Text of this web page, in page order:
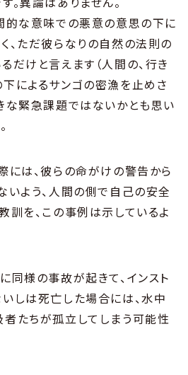
的な意味での悪意の意思の下に
、ただ彼らなりの自然の法則の
だけと言えます（人間の、行き
によるサンゴの密漁を止めさ
な緊急課題ではないかとも思い
には、彼らの命がけの警告から
いよう、人間の側で自己の安全
訓を、この事例は示しているよ
同様の事故が起きて、インスト
しは死亡した場合には、水中
たちが孤立してしまう可能性